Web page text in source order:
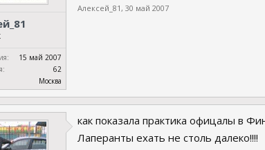
15 май 2007
62
Москва
Алексей_81, 30 май 2007
как показала практика офицалы в
Лаперанты ехать не столь далеко!!!!